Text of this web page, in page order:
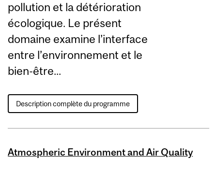
pollution et la détérioration
écologique. Le présent
domaine examine l’interface
entre l’environnement et le
bien-être...
Description complète du programme
Atmospheric Environment and Air Quality